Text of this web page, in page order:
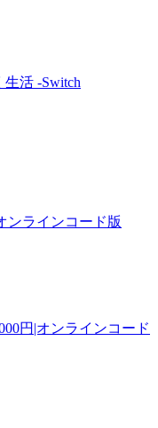
活 -Switch
ンラインコード版
円|オンラインコード